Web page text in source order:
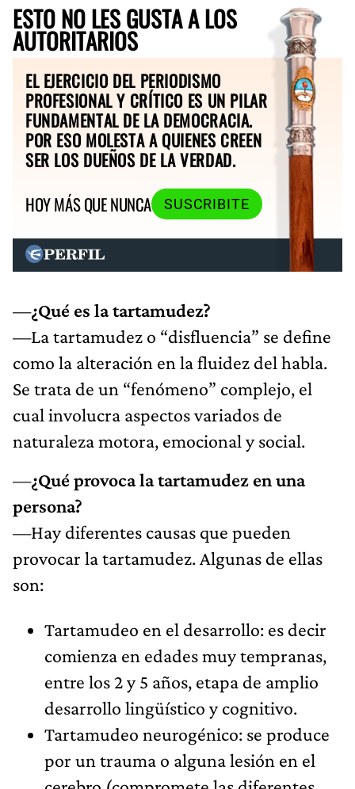
ESTO NO LES GUSTA A LOS
AUTORITARIOS
EL EJERCICIO DEL PERIODISMO
PROFESIONAL Y CRÍTICO ES UN PILAR
FUNDAMENTAL DE LA DEMOCRACIA.
POR ESO MOLESTA A QUIENES CREEN
SER LOS DUEÑOS DE LA VERDAD.
HOY MÁS QUE NUNCA
SUSCRIBITE
—¿Qué es la tartamudez?
—La tartamudez o “disfluencia” se define
como la alteración en la fluidez del habla.
Se trata de un “fenómeno” complejo, el
cual involucra aspectos variados de
naturaleza motora, emocional y social.
—¿Qué provoca la tartamudez en una
persona?
—Hay diferentes causas que pueden
provocar la tartamudez. Algunas de ellas
son:
Tartamudeo en el desarrollo: es decir
comienza en edades muy tempranas,
entre los 2 y 5 años, etapa de amplio
desarrollo lingüístico y cognitivo.
Tartamudeo neurogénico: se produce
por un trauma o alguna lesión en el